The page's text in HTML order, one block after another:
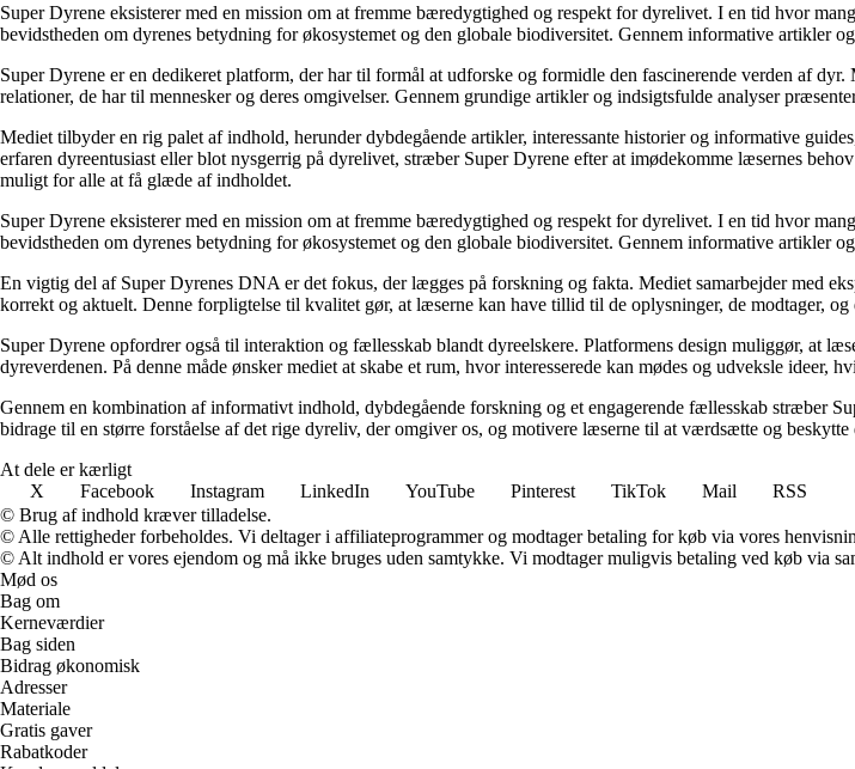
Super Dyrene eksisterer med en mission om at fremme bæredygtighed og respekt for dyrelivet. I en tid hvor
bevidstheden om dyrenes betydning for økosystemet og den globale biodiversitet. Gennem informative artikler
Super Dyrene er en dedikeret platform, der har til formål at udforske og formidle den fascinerende verden af
relationer, de har til mennesker og deres omgivelser. Gennem grundige artikler og indsigtsfulde analyser
Mediet tilbyder en rig palet af indhold, herunder dybdegående artikler, interessante historier og informative
erfaren dyreentusiast eller blot nysgerrig på dyrelivet, stræber Super Dyrene efter at imødekomme læsernes
muligt for alle at få glæde af indholdet.
Super Dyrene eksisterer med en mission om at fremme bæredygtighed og respekt for dyrelivet. I en tid hvor
bevidstheden om dyrenes betydning for økosystemet og den globale biodiversitet. Gennem informative artikler
En vigtig del af Super Dyrenes DNA er det fokus, der lægges på forskning og fakta. Mediet samarbejder med
korrekt og aktuelt. Denne forpligtelse til kvalitet gør, at læserne kan have tillid til de oplysninger, de modtager,
Super Dyrene opfordrer også til interaktion og fællesskab blandt dyreelskere. Platformens design muliggør, at
dyreverdenen. På denne måde ønsker mediet at skabe et rum, hvor interesserede kan mødes og udveksle ideer,
Gennem en kombination af informativt indhold, dybdegående forskning og et engagerende fællesskab stræber
bidrage til en større forståelse af det rige dyreliv, der omgiver os, og motivere læserne til at værdsætte og beskytte
At dele er kærligt
X
Facebook Instagram LinkedIn YouTube Pinterest TikTok Mail
RSS
© Brug af indhold kræver tilladelse.
© Alle rettigheder forbeholdes. Vi deltager i affiliateprogrammer og modtager betaling for køb via vores
© Alt indhold er vores ejendom og må ikke bruges uden samtykke. Vi modtager muligvis betaling ved køb via
Mød os
Bag om
Kerneværdier
Bag siden
Bidrag økonomisk
Adresser
Materiale
Gratis gaver
Rabatkoder